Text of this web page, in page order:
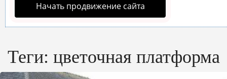
Начать продвижение сайта
Теги: цветочная платформа